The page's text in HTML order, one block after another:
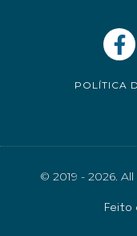
POLÍTICA
© 2019 - 2026.
Feito